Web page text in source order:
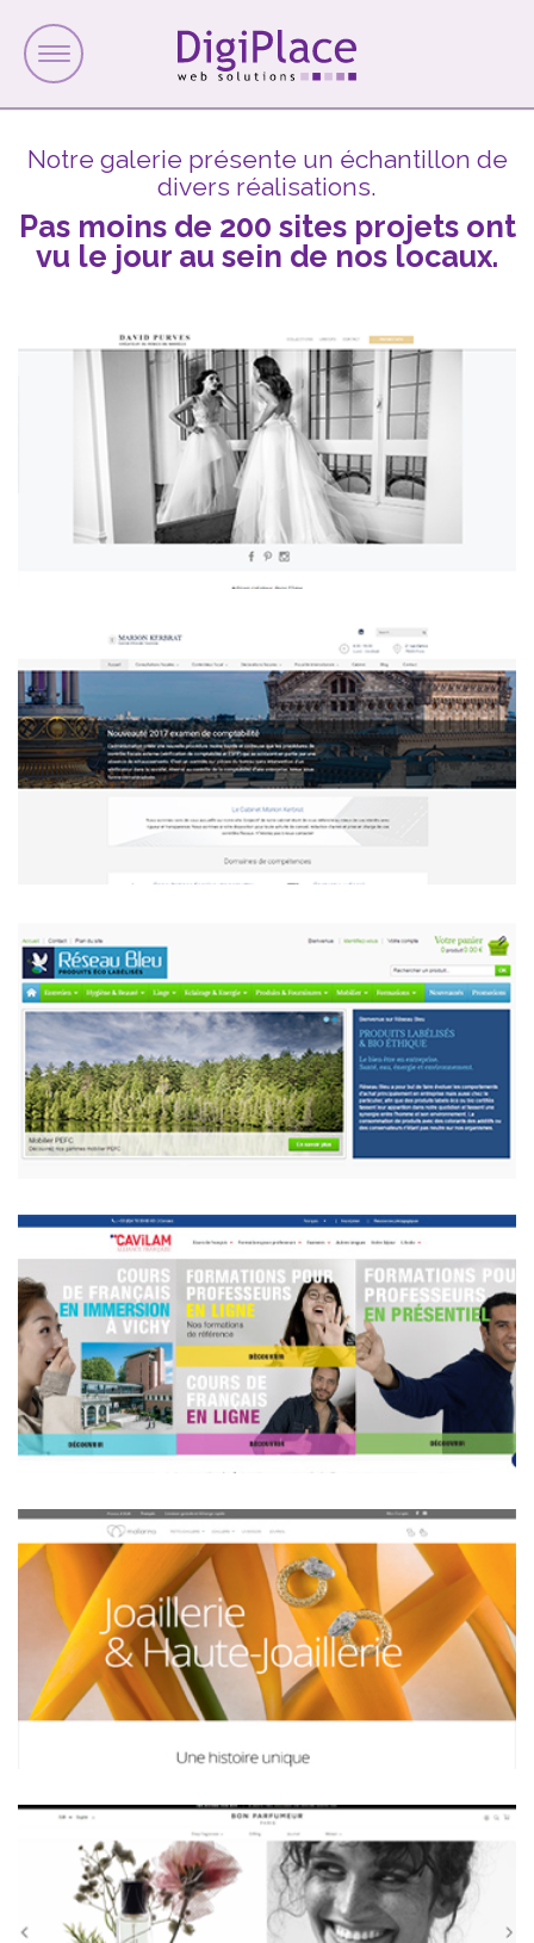
Toggle
navigation
Notre galerie présente un échantillon de
divers réalisations.
Pas moins de 200 sites projets ont
vu le jour au sein de nos locaux.